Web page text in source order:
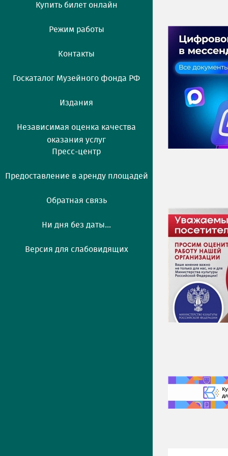
Купить билет онлайн
Режим работы
Контакты
Госкаталог Музейного фонда РФ
Издания
Независимая оценка качества
оказания услуг
Пресс-центр
Предоставление в аренду площадей
Обратная связь
Ни дня без даты...
Версия для слабовидящих